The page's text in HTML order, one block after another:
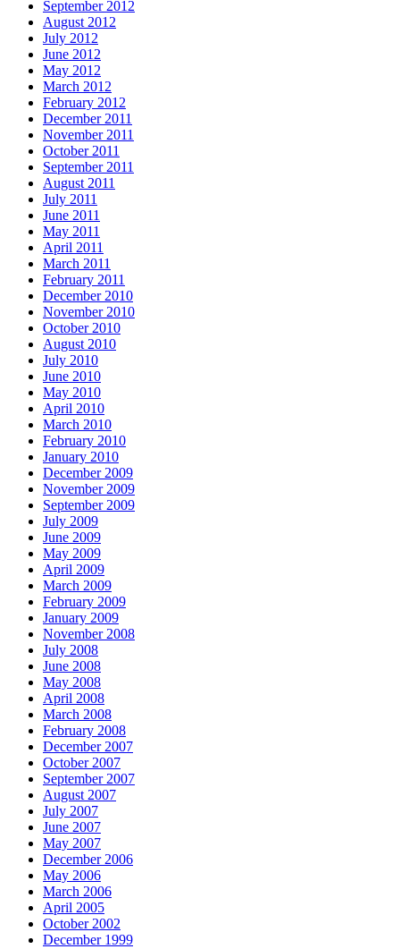
September 2012
August 2012
July 2012
June 2012
May 2012
March 2012
February 2012
December 2011
November 2011
October 2011
September 2011
August 2011
July 2011
June 2011
May 2011
April 2011
March 2011
February 2011
December 2010
November 2010
October 2010
August 2010
July 2010
June 2010
May 2010
April 2010
March 2010
February 2010
January 2010
December 2009
November 2009
September 2009
July 2009
June 2009
May 2009
April 2009
March 2009
February 2009
January 2009
November 2008
July 2008
June 2008
May 2008
April 2008
March 2008
February 2008
December 2007
October 2007
September 2007
August 2007
July 2007
June 2007
May 2007
December 2006
May 2006
March 2006
April 2005
October 2002
December 1999